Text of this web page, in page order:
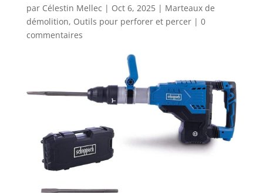
par Célestin Mellec | Oct 6, 2025| Marteaux de
démolition, Outils pour perforer et percer| 0
commentaires